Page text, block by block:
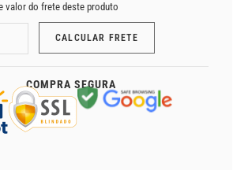
valor do frete deste produto
COMPRA SEGURA